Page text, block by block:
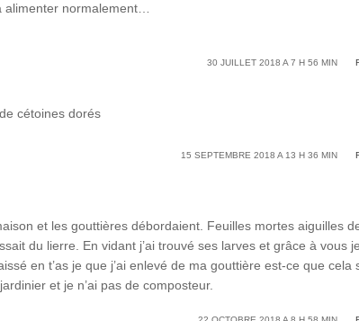
normalement…
30 JUILLET 2018 A 7 H 56 MIN
cétoines dorés
15 SEPTEMBRE 2018 A 13 H 36 MIN
et les gouttières débordaient. Feuilles mortes aiguilles
du lierre. En vidant j’ai trouvé ses larves et grâce à vous
en t’as je que j’ai enlevé de ma gouttière est-ce que cela
et je n’ai pas de composteur.